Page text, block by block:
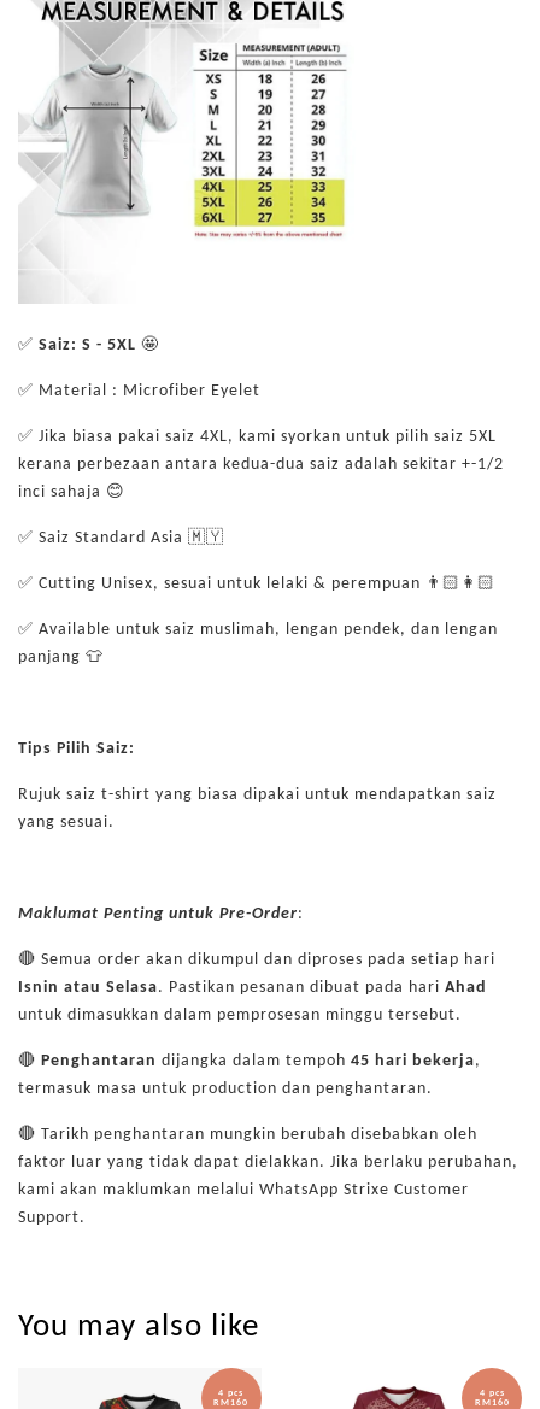
✅ Saiz: S - 5XL 🤩
✅ Material : Microfiber Eyelet
✅ Jika biasa pakai saiz 4XL, kami syorkan untuk pilih saiz 5XL
kerana perbezaan antara kedua-dua saiz adalah sekitar +-1/2
inci sahaja 😊
✅ Saiz Standard Asia 🇲🇾
✅ Cutting Unisex, sesuai untuk lelaki & perempuan 👨🏻👩🏻
✅ Available untuk saiz muslimah, lengan pendek, dan lengan
panjang 👕
Tips Pilih Saiz:
Rujuk saiz t-shirt yang biasa dipakai untuk mendapatkan saiz
yang sesuai.
Maklumat Penting untuk Pre-Order:
🔴 Semua order akan dikumpul dan diproses pada setiap hari
Isnin atau Selasa. Pastikan pesanan dibuat pada hari Ahad
untuk dimasukkan dalam pemprosesan minggu tersebut.
🔴 Penghantaran dijangka dalam tempoh 45 hari bekerja,
termasuk masa untuk production dan penghantaran.
🔴 Tarikh penghantaran mungkin berubah disebabkan oleh
faktor luar yang tidak dapat dielakkan. Jika berlaku perubahan,
kami akan maklumkan melalui WhatsApp Strixe Customer
Support.
You may also like
4 pcs
RM160
4 pcs
RM160